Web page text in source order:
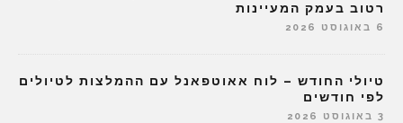
רטוב בעמק המעיינות
6 באוגוסט 2026
טיולי החודש – לוח אאוטפאנל עם ההמלצות לטיולים
לפי חודשים
3 באוגוסט 2026